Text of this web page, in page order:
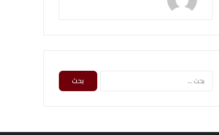
البحث
عن: